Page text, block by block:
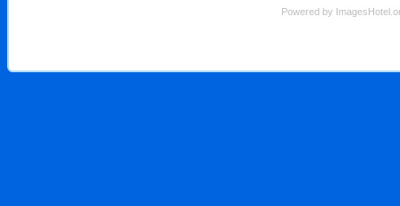
Powered by